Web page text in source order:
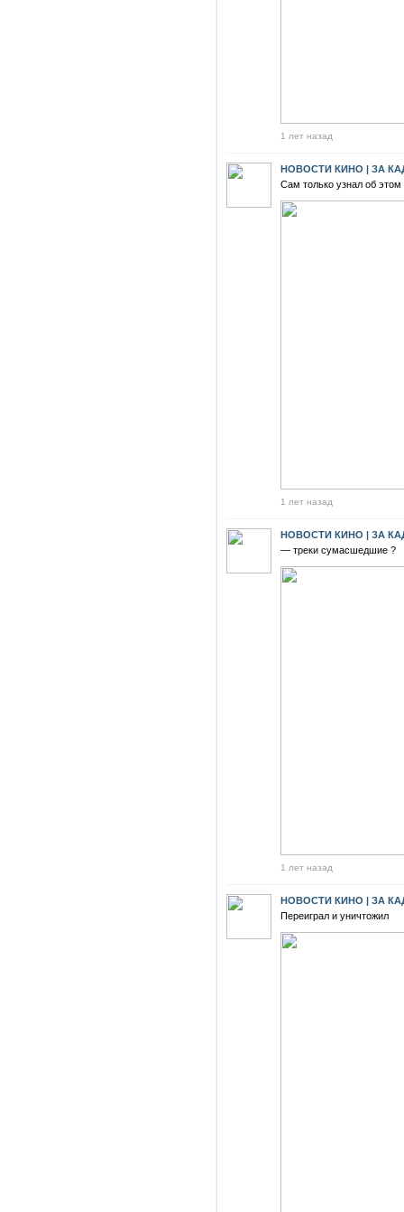
1 лет назад
НОВОСТИ КИНО | ЗА
Сам только узнал об этом
1 лет назад
НОВОСТИ КИНО | ЗА
— треки сумасшедшие ?
1 лет назад
НОВОСТИ КИНО | ЗА
Переиграл и уничтожил